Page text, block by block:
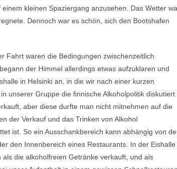
kleinen Spaziergang anzusehen. Das Wetter
Dennoch war es schön, sich den Bootshafen
Fahrt waren die Bedingungen zwischenzeitlich
der Himmel allerdings etwas aufzuklaren und
in Helsinki an, in die wir nach einer kurzen
unserer Gruppe die finnische Alkoholpolitik diskutiert
aber diese durfte man nicht mitnehmen auf die
der Verkauf und das Trinken von Alkohol
ist. So ein Ausschankbereich kann abhängig von
den Innenbereich eines Restaurants. In der Eishalle
die alkoholfreien Getränke verkauft, und als